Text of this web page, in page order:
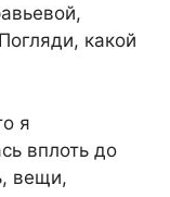
какой
я
вплоть до
вещи,